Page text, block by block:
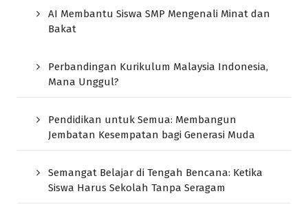
AI Membantu Siswa SMP Mengenali Minat dan
Bakat
Perbandingan Kurikulum Malaysia Indonesia,
Mana Unggul?
Pendidikan untuk Semua: Membangun
Jembatan Kesempatan bagi Generasi Muda
Semangat Belajar di Tengah Bencana: Ketika
Siswa Harus Sekolah Tanpa Seragam